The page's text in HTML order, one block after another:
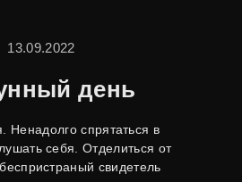
13.09.2022
день
Ненадолго спрятаться в
себя. Отделиться от
свидетель